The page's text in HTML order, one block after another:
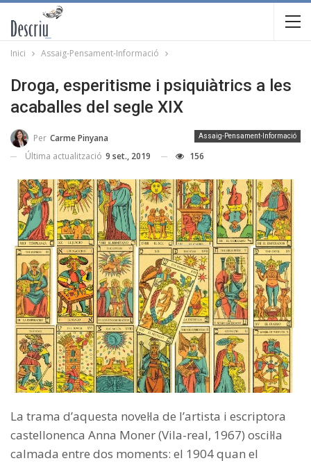
Inici Assaig-Pensament-Informació
Droga, esperitisme i psiquiàtrics a les
acaballes del segle XIX
Assaig-Pensament-Informació
Per Carme Pinyana
Última actualització 9 set., 2019 156
La trama d’aquesta novel·la de l’artista i escriptora
castellonenca Anna Moner (Vila-real, 1967) oscil·la
calmada entre dos moments: el 1904 quan el